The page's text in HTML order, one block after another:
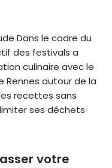
Dans le cadre du
des festivals a
culinaire avec le
Rennes autour de la
recettes sans
ses déchets
votre